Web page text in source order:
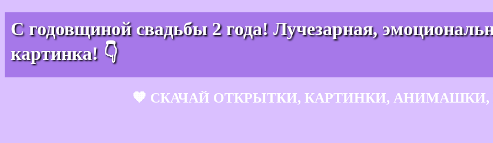
С годовщиной свадьбы 2 года! Лучезарная,
картинка! 👇
🧡 СКАЧАЙ ОТКРЫТКИ, КАРТИНКИ, АНИМАШКИ,